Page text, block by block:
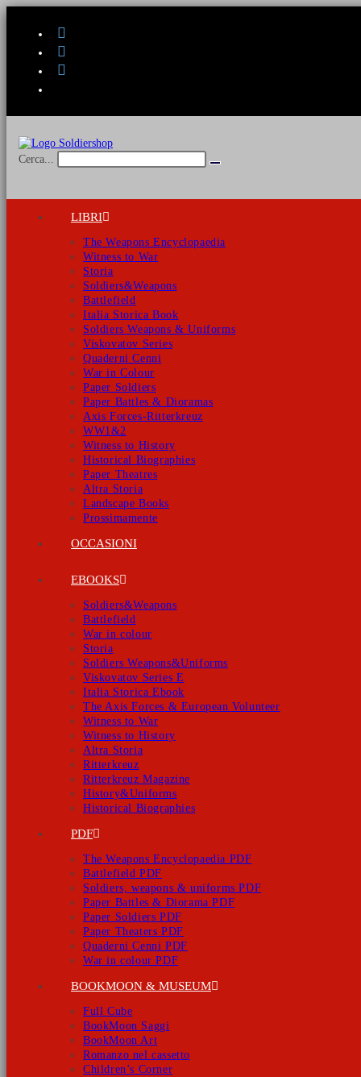
Cerca...
Invia
LIBRI
The Weapons Encyclopaedia
Witness to War
Storia
Soldiers&Weapons
Battlefield
Italia Storica Book
Soldiers Weapons & Uniforms
Viskovatov Series
Quaderni Cenni
War in Colour
Paper Soldiers
Paper Battles & Dioramas
Axis Forces-Ritterkreuz
WW1&2
Witness to History
Historical Biographies
Paper Theatres
Altra Storia
Landscape Books
Prossimamente
OCCASIONI
EBOOKS
Soldiers&Weapons
Battlefield
War in colour
Storia
Soldiers Weapons&Uniforms
Viskovatov Series E
Italia Storica Ebook
The Axis Forces & European Volunteer
Witness to War
Witness to History
Altra Storia
Ritterkreuz
Ritterkreuz Magazine
History&Uniforms
Historical Biographies
PDF
The Weapons Encyclopaedia PDF
Battlefield PDF
Soldiers, weapons & uniforms PDF
Paper Battles & Diorama PDF
Paper Soldiers PDF
Paper Theaters PDF
Quaderni Cenni PDF
War in colour PDF
BOOKMOON & MUSEUM
Full Cube
BookMoon Saggi
BookMoon Art
Romanzo nel cassetto
Children’s Corner